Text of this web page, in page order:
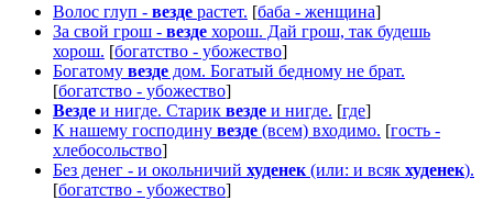
Волос глуп - везде растет. [баба - женщина]
За свой грош - везде хорош. Дай грош, так будешь
хорош. [богатство - убожество]
Богатому везде дом. Богатый бедному не брат.
[богатство - убожество]
Везде и нигде. Старик везде и нигде. [где]
К нашему господину везде (всем) входимо. [гость -
хлебосольство]
Без денег - и окольничий худенек (или: и всяк худенек).
[богатство - убожество]